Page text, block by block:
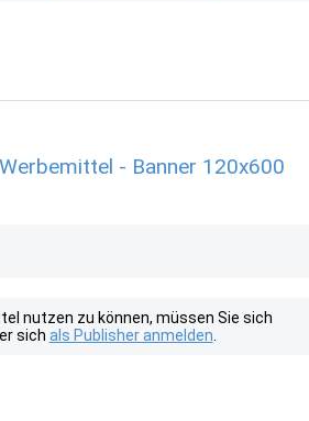
- Banner 120x600
nutzen zu können, müssen Sie sich
sich als Publisher anmelden